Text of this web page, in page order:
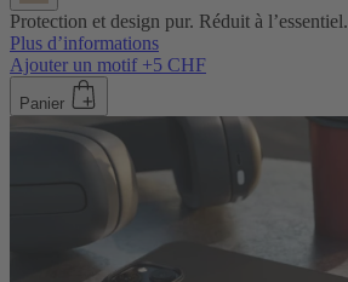
Protection et design pur. Réduit à l’essentiel.
Plus d’informations
Ajouter un motif +5 CHF
Panier